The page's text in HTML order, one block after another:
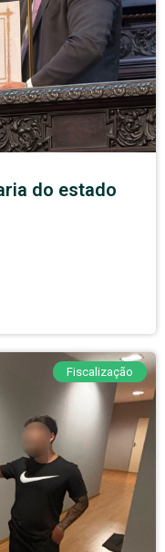
do estado
Fiscalização